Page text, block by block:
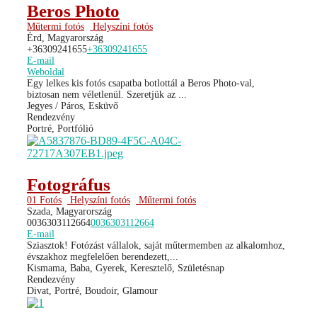
Beros Photo
Műtermi fotós
Helyszíni fotós
Érd, Magyarország
+36309241655+36309241655
E-mail
Weboldal
Egy lelkes kis fotós csapatba botlottál a Beros Photo-val,
biztosan nem véletlenül. Szeretjük az ...
Jegyes / Páros, Esküvő
Rendezvény
Portré, Portfólió
Fotográfus
01 Fotós Helyszíni fotós
Műtermi fotós
Szada, Magyarország
00363031126640036303112664
E-mail
Sziasztok! Fotózást vállalok, saját műtermemben az alkalomhoz,
évszakhoz megfelelően berendezett,...
Kismama, Baba, Gyerek, Keresztelő, Születésnap
Rendezvény
Divat, Portré, Boudoir, Glamour